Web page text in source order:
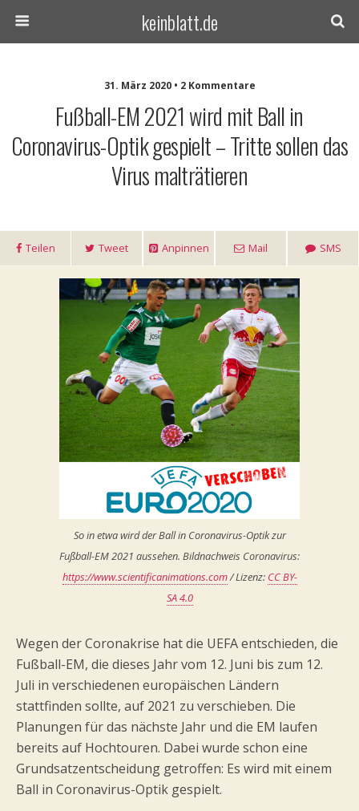
keinblatt.de
31. März 2020 • 2 Kommentare
Fußball-EM 2021 wird mit Ball in
Coronavirus-Optik gespielt – Tritte sollen das
Virus malträtieren
Teilen Tweet Anpinnen Mail SMS
So in etwa wird der Ball in Coronavirus-Optik zur
Fußball-EM 2021 aussehen. Bildnachweis Coronavirus:
https://www.scientificanimations.com/ Lizenz: CC BY-
SA 4.0
Wegen der Coronakrise hat die UEFA entschieden, die
Fußball-EM, die dieses Jahr vom 12. Juni bis zum 12.
Juli in verschiedenen europäischen Ländern
stattfinden sollte, auf 2021 zu verschieben. Die
Planungen für das nächste Jahr und die EM laufen
bereits auf Hochtouren. Dabei wurde schon eine
Grundsatzentscheidung getroffen: Es wird mit einem
Ball in Coronavirus-Optik gespielt.